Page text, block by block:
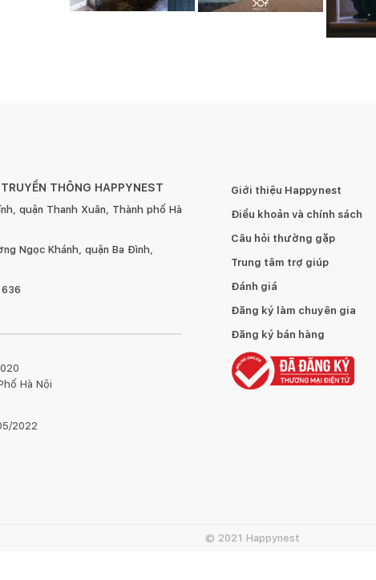
THÔNG HAPPYNEST
quận Thanh Xuân, Thành phố Hà
Ngọc Khánh, quận Ba Đình,
Hà Nội
2022
Giới thiệu Happynest
Điều khoản và chính sách
Câu hỏi thường gặp
Trung tâm trợ giúp
Đánh giá
Đăng ký làm chuyên gia
Đăng ký bán hàng
© 2021 Happynest